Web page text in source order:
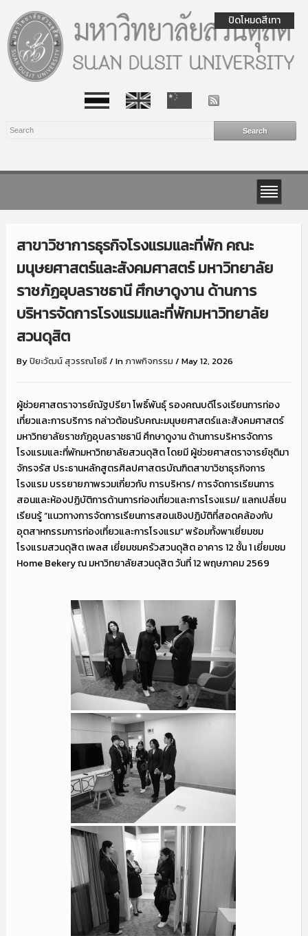
สาขาวิชาการธุรกิจโรงแรมและที่พัก คณะ
มนุษยศาสตร์และสังคมศาสตร์ มหาวิทยาลัย
ราชภัฏอุบลราชธานี ศึกษาดูงาน ด้านการ
บริหารจัดการโรงแรมและที่พักมหาวิทยาลัย
สวนดุสิต
Byปิยะวัฒน์ สุวรรณโยธี/ Inภาพกิจกรรม / May 12, 2026
ผู้ช่วยศาสตราจารย์ณัฐปรียา โพธิ์พันธุ์ รองคณบดีโรงเรียนการท่อง
เที่ยวและการบริการ กล่าวต้อนรับคณะมนุษยศาสตร์และสังคมศาสตร์
มหาวิทยาลัยราชภัฏอุบลราชธานี ศึกษาดูงาน ด้านการบริหารจัดการ
โรงแรมและที่พักมหาวิทยาลัยสวนดุสิต โดยมี ผู้ช่วยศาสตราจารย์ชุติมา
จักรจรัส ประธานหลักสูตรศิลปศาสตรบัณฑิตสาขาวิชาธุรกิจการ
โรงแรม บรรยายภาพรวมเกี่ยวกับ การบริหาร/ การจัดการเรียนการ
สอนและห้องปฏิบัติการด้านการท่องเที่ยวและการโรงแรม/ แลกเปลี่ยน
เรียนรู้ “แนวทางการจัดการเรียนการสอนเชิงปฏิบัติที่สอดคล้องกับ
อุตสาหกรรมการท่องเที่ยวและการโรงแรม” พร้อมทั้งพาเยี่ยมชม
โรงแรมสวนดุสิต เพลส เยี่ยมชมครัวสวนดุสิต อาคาร 12 ชั้น 1 เยี่ยมชม
Home Bekery ณ มหาวิทยาลัยสวนดุสิต วันที่ 12 พฤษภาคม 2569
ปิดโหมดสีเทา